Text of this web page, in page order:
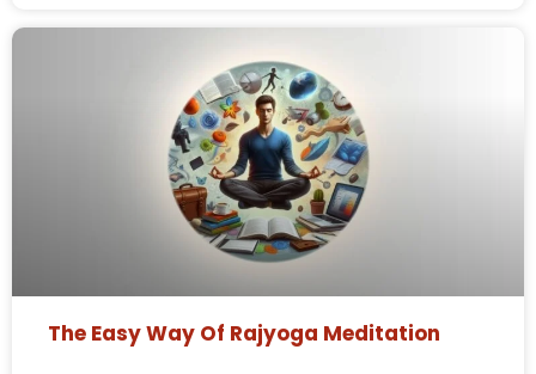
The Easy Way Of Rajyoga Meditation